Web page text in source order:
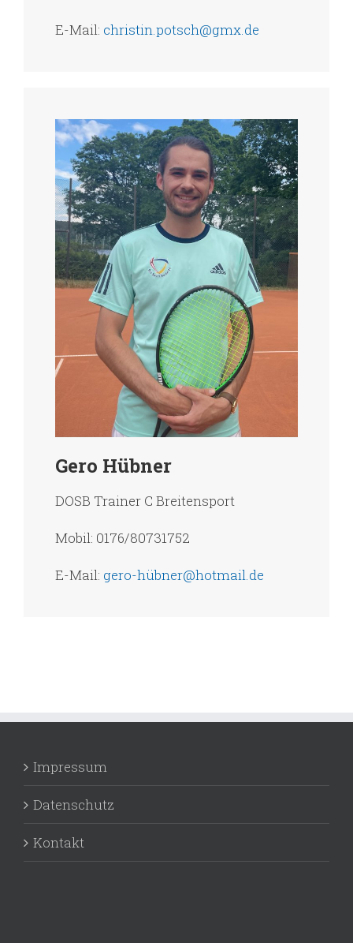
E-Mail: christin.potsch@gmx.de
Gero Hübner
DOSB Trainer C Breitensport
Mobil: 0176/80731752
E-Mail: gero-hübner@hotmail.de
Impressum
Datenschutz
Kontakt